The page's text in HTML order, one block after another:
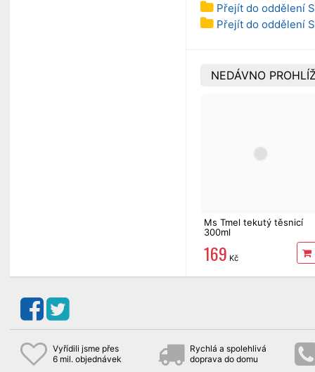
Přejít do oddělení
Přejít do oddělení
NEDÁVNO
Ms Tmel tekutý těsnicí
300ml
169 Kč
Vyřídili jsme přes
6 mil. objednávek
Rychlá a spolehlivá
doprava do domu